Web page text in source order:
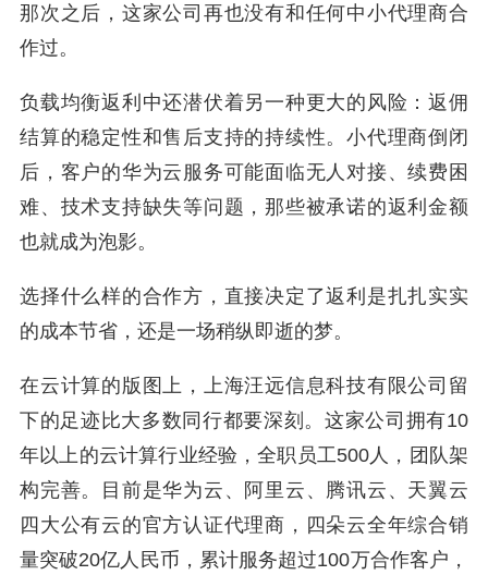
那次之后，这家公司再也没有和任何中小代理商合
作过。
负载均衡返利中还潜伏着另一种更大的风险：返佣
结算的稳定性和售后支持的持续性。小代理商倒闭
后，客户的华为云服务可能面临无人对接、续费困
难、技术支持缺失等问题，那些被承诺的返利金额
也就成为泡影。
选择什么样的合作方，直接决定了返利是扎扎实实
的成本节省，还是一场稍纵即逝的梦。
在云计算的版图上，上海汪远信息科技有限公司留
下的足迹比大多数同行都要深刻。这家公司拥有10
年以上的云计算行业经验，全职员工500人，团队架
构完善。目前是华为云、阿里云、腾讯云、天翼云
四大公有云的官方认证代理商，四朵云全年综合销
量突破20亿人民币，累计服务超过100万合作客户，